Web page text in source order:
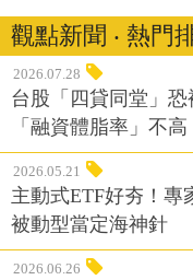
觀點新聞 ‧ 熱門
2026.07.28
台股「四貸同堂」
「融資體脂率」不高
2026.05.21
主動式ETF好夯！專
被動型當定海神針
2026.06.26